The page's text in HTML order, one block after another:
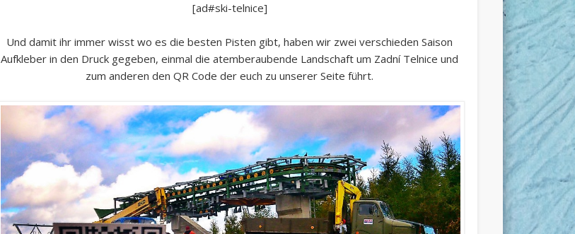
[ad#ski-telnice]
Und damit ihr immer wisst wo es die besten Pisten gibt, haben wir zwei verschieden Saison
Aufkleber in den Druck gegeben, einmal die atemberaubende Landschaft um Zadní Telnice und
zum anderen den QR Code der euch zu unserer Seite führt.